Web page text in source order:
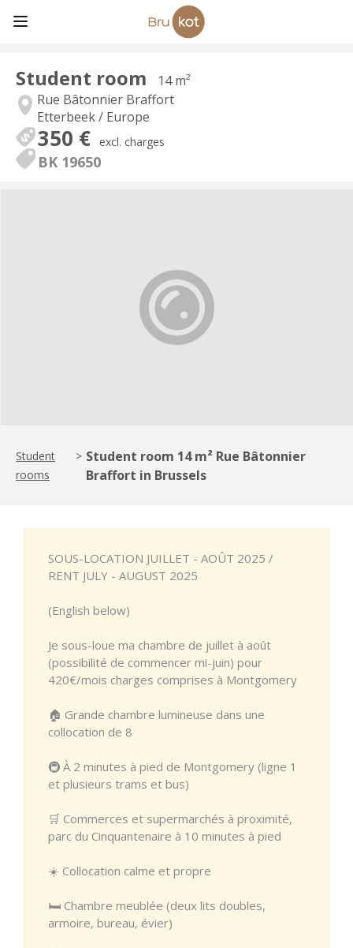
Student room
14 m²
Rue Bâtonnier Braffort
Etterbeek / Europe
350 € excl. charges
BK 19650
Student
rooms
> Student room 14 m² Rue Bâtonnier
Braffort in Brussels
SOUS-LOCATION JUILLET - AOÛT 2025 /
RENT JULY - AUGUST 2025
(English below)
Je sous-loue ma chambre de juillet à août
(possibilité de commencer mi-juin) pour
420€/mois charges comprises à Montgomery
🏠 Grande chambre lumineuse dans une
collocation de 8
🚇 À 2 minutes à pied de Montgomery (ligne 1
et plusieurs trams et bus)
🛒 Commerces et supermarchés à proximité,
parc du Cinquantenaire à 10 minutes à pied
☀️ Collocation calme et propre
🛏️ Chambre meublée (deux lits doubles,
armoire, bureau, évier)